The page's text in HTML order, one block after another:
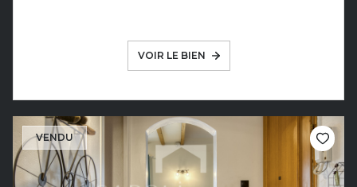
VOIR LE BIEN
VENDU